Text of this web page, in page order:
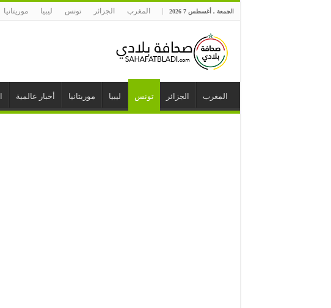
الجمعة , أغسطس 7 2026 المغرب الجزائر تونس ليبيا موريتانيا
المغرب الجزائر تونس ليبيا موريتانيا أخبار عالمية